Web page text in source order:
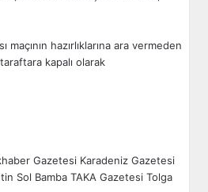
hazırlıklarına ara vermeden
kapalı olarak
Gazetesi Karadeniz Gazetesi
Sol Bamba TAKA Gazetesi Tolga